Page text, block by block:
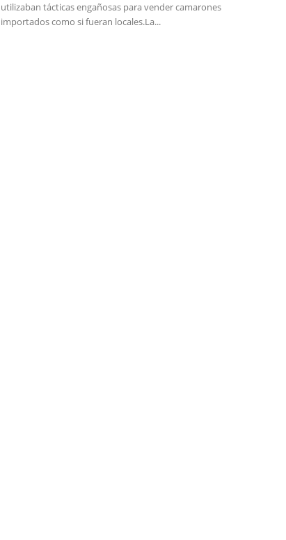
utilizaban tácticas engañosas para vender camarones
importados como si fueran locales.La...